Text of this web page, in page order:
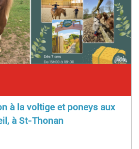
à la voltige et poneys aux
à St-Thonan